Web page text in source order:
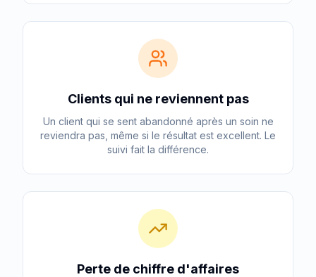
Clients qui ne reviennent pas
Un client qui se sent abandonné après un soin ne
reviendra pas, même si le résultat est excellent. Le
suivi fait la différence.
Perte de chiffre d'affaires